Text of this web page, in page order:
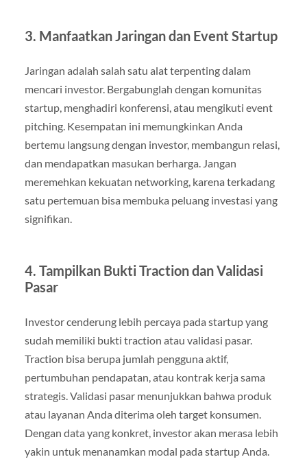
3. Manfaatkan Jaringan dan Event Startup
Jaringan adalah salah satu alat terpenting dalam
mencari investor. Bergabunglah dengan komunitas
startup, menghadiri konferensi, atau mengikuti event
pitching. Kesempatan ini memungkinkan Anda
bertemu langsung dengan investor, membangun relasi,
dan mendapatkan masukan berharga. Jangan
meremehkan kekuatan networking, karena terkadang
satu pertemuan bisa membuka peluang investasi yang
signifikan.
4. Tampilkan Bukti Traction dan Validasi
Pasar
Investor cenderung lebih percaya pada startup yang
sudah memiliki bukti traction atau validasi pasar.
Traction bisa berupa jumlah pengguna aktif,
pertumbuhan pendapatan, atau kontrak kerja sama
strategis. Validasi pasar menunjukkan bahwa produk
atau layanan Anda diterima oleh target konsumen.
Dengan data yang konkret, investor akan merasa lebih
yakin untuk menanamkan modal pada startup Anda.